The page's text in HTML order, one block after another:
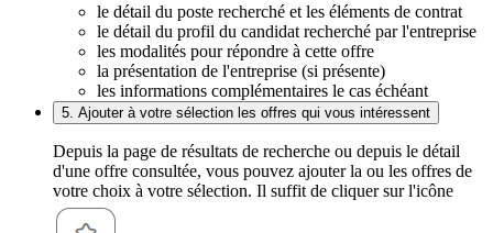
le détail du poste recherché et les éléments de contrat
le détail du profil du candidat recherché par l'entreprise
les modalités pour répondre à cette offre
la présentation de l'entreprise (si présente)
les informations complémentaires le cas échéant
5. Ajouter à votre sélection les offres qui vous intéressent
Depuis la page de résultats de recherche ou depuis le détail
d'une offre consultée, vous pouvez ajouter la ou les offres de
votre choix à votre sélection. Il suffit de cliquer sur l'icône